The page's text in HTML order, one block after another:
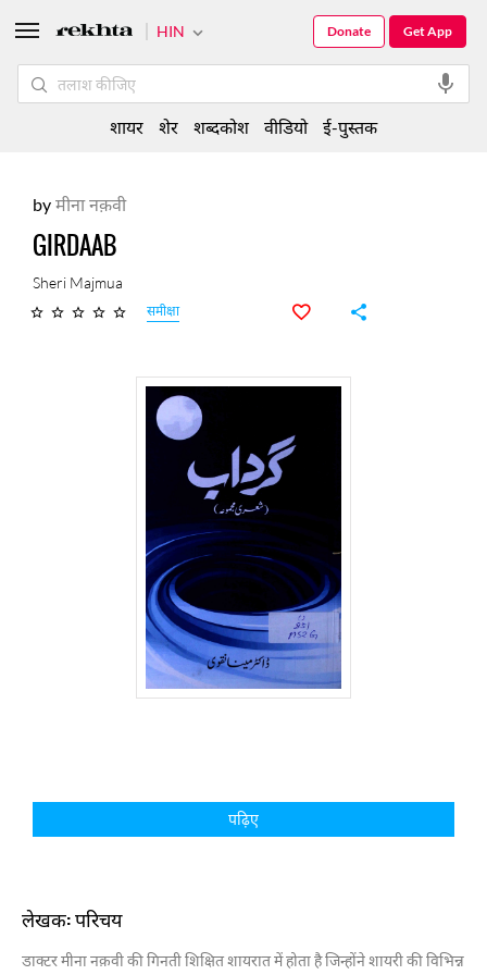
byमीना नक़वी
GIRDAAB
Sheri Majmua
समीक्षा
पढ़िए
लेखक: परिचय
डाक्टर मीना नक़वी की गिनती शिक्षित शायरात में होता है जिन्होंने शायरी की विभिन्न
HIN Get App
Donate
शायर शेर शब्दकोश वीडियो ई-पुस्तक